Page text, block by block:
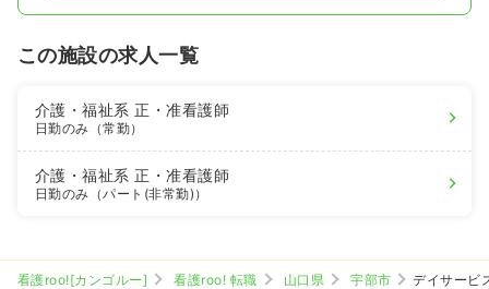
この施設の求人一覧
介護・福祉系正・准看護師
日勤のみ（常勤）
介護・福祉系正・准看護師
日勤のみ（パート(非常勤)）
看護roo![カンゴルー] 看護roo! 転職 山口県 宇部市
デイサービ